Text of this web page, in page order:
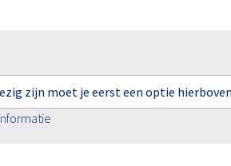
zijn moet je eerst een optie